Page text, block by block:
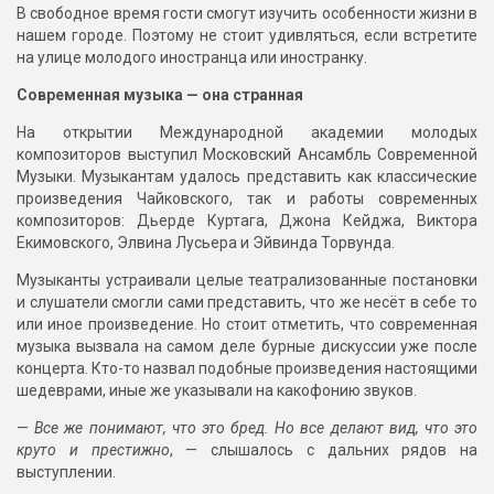
В свободное время гости смогут изучить особенности жизни в
нашем городе. Поэтому не стоит удивляться, если встретите
на улице молодого иностранца или иностранку.
Современная музыка — она странная
На открытии Международной академии молодых
композиторов выступил Московский Ансамбль Современной
Музыки. Музыкантам удалось представить как классические
произведения Чайковского, так и работы современных
композиторов: Дьерде Куртага, Джона Кейджа, Виктора
Екимовского, Элвина Лусьера и Эйвинда Торвунда.
Музыканты устраивали целые театрализованные постановки
и слушатели смогли сами представить, что же несёт в себе то
или иное произведение. Но стоит отметить, что современная
музыка вызвала на самом деле бурные дискуссии уже после
концерта. Кто-то назвал подобные произведения настоящими
шедеврами, иные же указывали на какофонию звуков.
—Все же понимают, что это бред. Но все делают вид, что это
круто и престижно, — слышалось с дальних рядов на
выступлении.